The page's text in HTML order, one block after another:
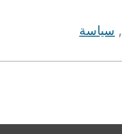
, سياسة